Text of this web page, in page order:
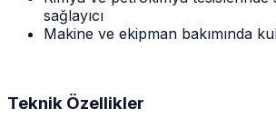
sağlayıcı
Makine ve ekipman bakımında
Teknik Özellikler